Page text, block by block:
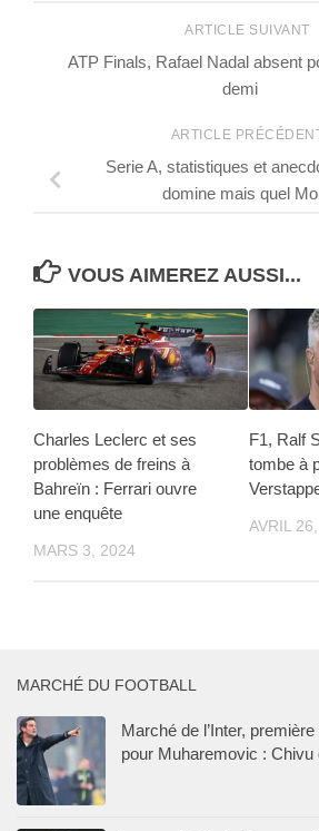
ARTICLE SUIVANT
ATP Finals, Rafael Nadal absent
demi
ARTICLE
Serie A, statistiques et
domine mais quel
VOUS AIMEREZ AUSSI...
Charles Leclerc et ses
problèmes de freins à
Bahreïn : Ferrari ouvre
une enquête
MARS 3, 2024
F1, Ralf
tombe à
AVRIL
MARCHÉ DU FOOTBALL
Marché de l’Inter,
pour Muharemovic : Chivu